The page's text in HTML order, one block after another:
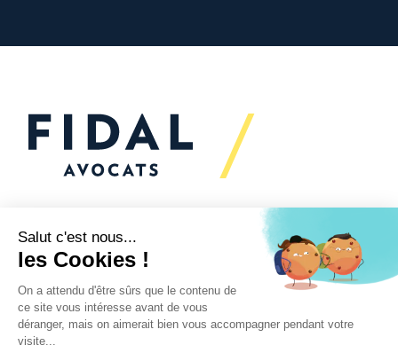
Vous souhaitez échanger
avec nous ?
Nous sommes
à votre écoute